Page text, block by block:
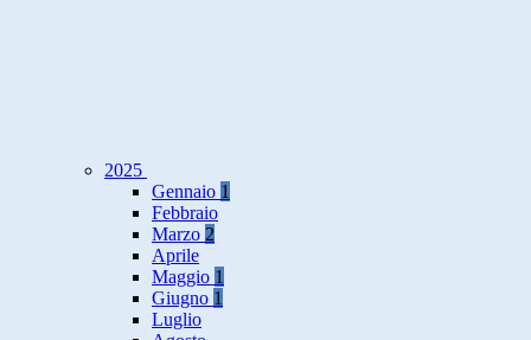
2025
Gennaio 1
Febbraio
Marzo 2
Aprile
Maggio 1
Giugno 1
Luglio